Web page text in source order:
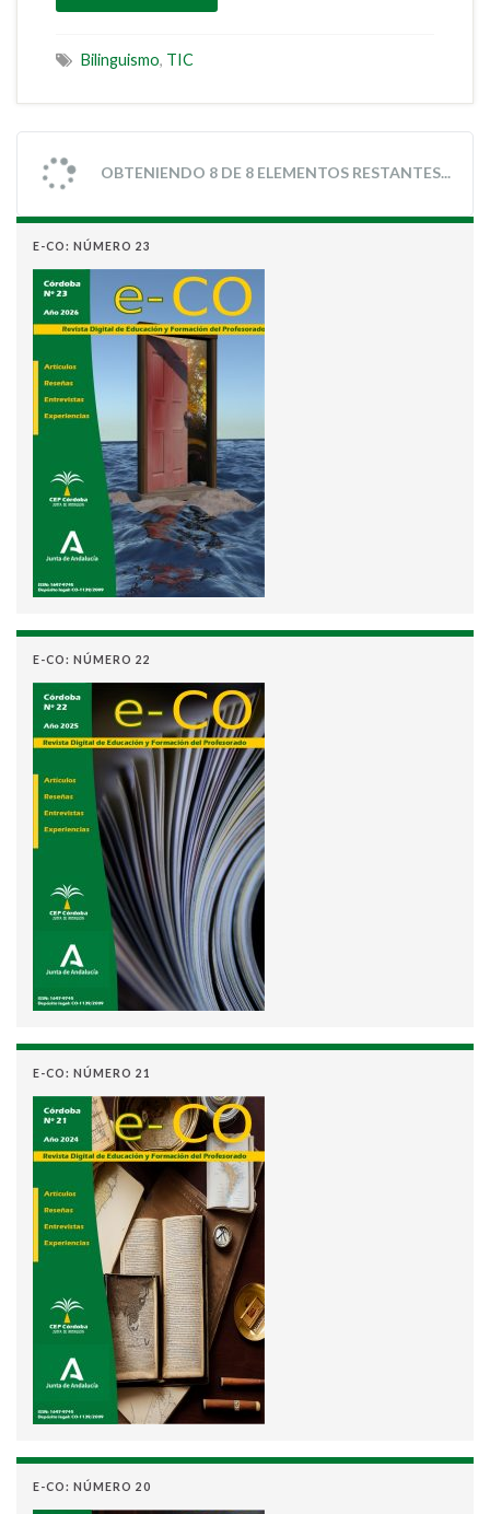
Bilinguismo, TIC
OBTENIENDO 8 DE 8 ELEMENTOS RESTANTES...
E-CO: NÚMERO 23
E-CO: NÚMERO 22
E-CO: NÚMERO 21
E-CO: NÚMERO 20